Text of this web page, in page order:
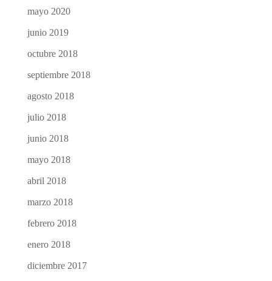
mayo 2020
junio 2019
octubre 2018
septiembre 2018
agosto 2018
julio 2018
junio 2018
mayo 2018
abril 2018
marzo 2018
febrero 2018
enero 2018
diciembre 2017